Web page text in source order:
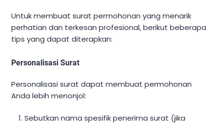
Untuk membuat surat permohonan yang menarik
perhatian dan terkesan profesional, berikut beberapa
tips yang dapat diterapkan:
Personalisasi Surat
Personalisasi surat dapat membuat permohonan
Anda lebih menonjol:
Sebutkan nama spesifik penerima surat (jika